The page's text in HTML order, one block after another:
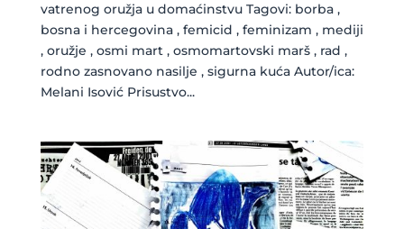
vatrenog oružja u domaćinstvu Tagovi: borba ,
bosna i hercegovina , femicid , feminizam , mediji
, oružje , osmi mart , osmomartovski marš , rad ,
rodno zasnovano nasilje , sigurna kuća Autor/ica:
Melani Isović Prisustvo...